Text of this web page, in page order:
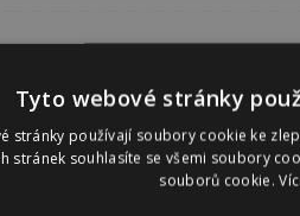
Tyto webové stránky
stránky používají soubory cookie ke
stránek souhlasíte se všemi soubory
souborů cookie.